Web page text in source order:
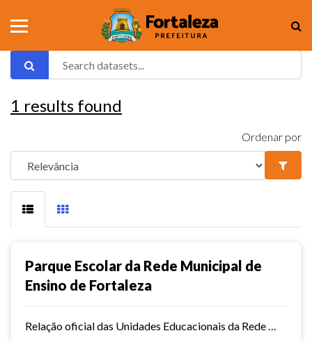
1 results found
Ordenar por
Parque Escolar da Rede Municipal de
Ensino de Fortaleza